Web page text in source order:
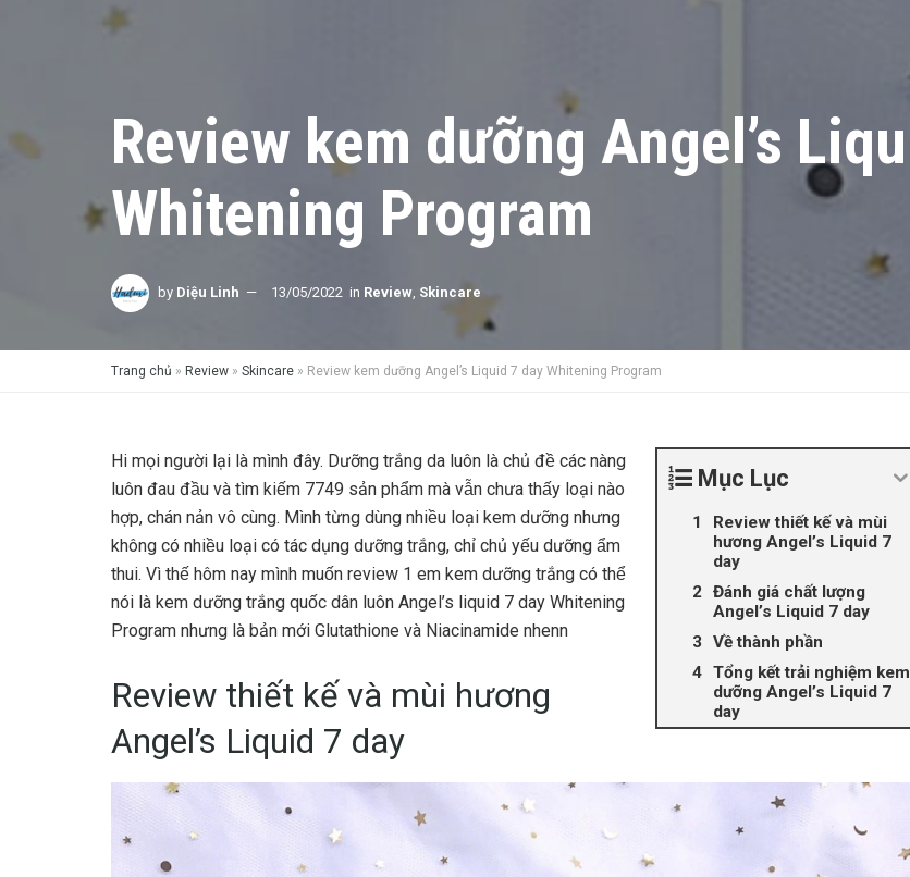
Review kem dưỡng Angel’s
Whitening Program
by Diệu Linh 13/05/2022 in Review Skincare
Trang chủ » Review » Skincare » Review kem dưỡng Angel’s Liquid 7 day Whitening Program
Mục Lục
Review thiết kế và mùi
hương Angel’s Liquid 7
day
Đánh giá chất lượng
Angel’s Liquid 7 day
Về thành phần
Tổng kết trải nghiệm kem
dưỡng Angel’s Liquid 7
day
Hi mọi người lại là mình đây. Dưỡng trắng da luôn là chủ đề các nàng
luôn đau đầu và tìm kiếm 7749 sản phẩm mà vẫn chưa thấy loại nào
hợp, chán nản vô cùng. Mình từng dùng nhiều loại kem dưỡng nhưng
không có nhiều loại có tác dụng dưỡng trắng, chỉ chủ yếu dưỡng ẩm
thui. Vì thế hôm nay mình muốn review 1 em kem dưỡng trắng có thể
nói là kem dưỡng trắng quốc dân luôn Angel’s liquid 7 day Whitening
Program nhưng là bản mới Glutathione và Niacinamide nhenn
Review thiết kế và mùi hương
Angel’s Liquid 7 day